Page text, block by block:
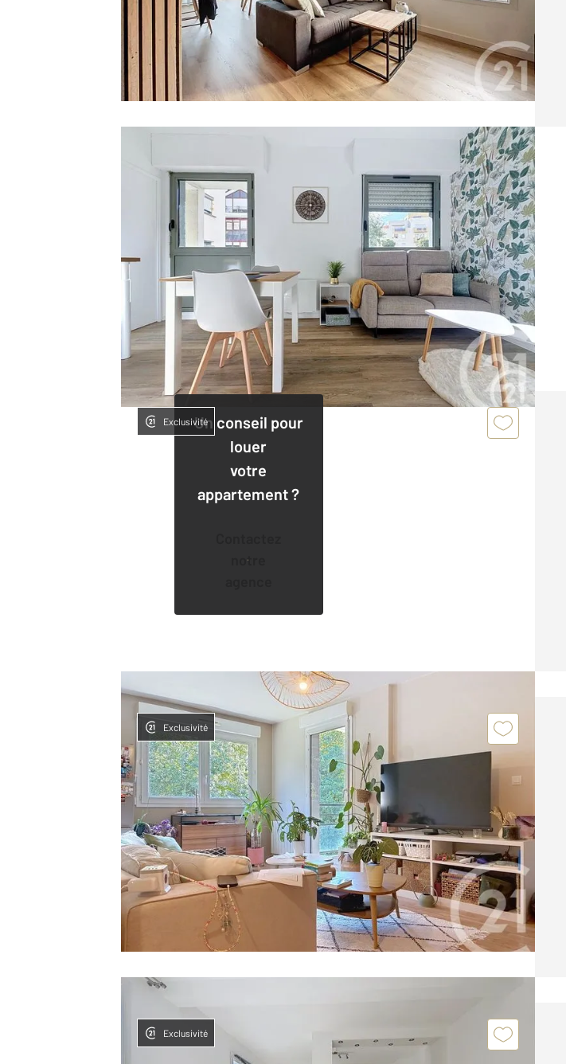
Un conseil pour
louer
votre
appartement ?
notre
Exclusivité
Exclusivité
Exclusivité